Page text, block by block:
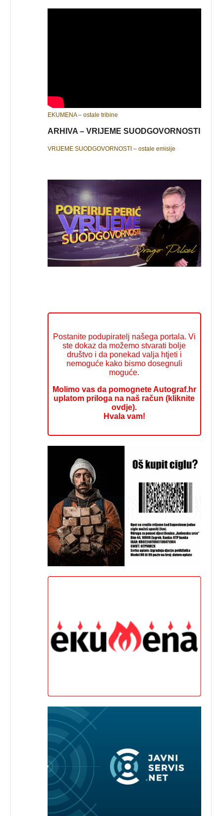
EKUMENA – ostale tribine
ARHIVA – VRIJEME SUODGOVORNOSTI
VRIJEME SUODGOVORNOSTI – ostale emisije
Postanite podupiratelj našega portala. Vi
ste dokaz da možemo stvarati bolje
društvo i da ponekad valja htjeti i
nemoguće kako bismo dosegnuli
moguće.
Molimo vas da pomognete Autograf.hr
uplatom priloga na naš račun (kliknite
ovdje).
Hvala vam!